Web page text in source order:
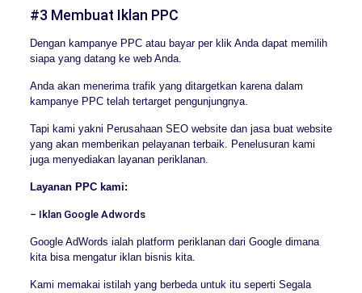
#3 Membuat Iklan PPC
Dengan kampanye PPC atau bayar per klik Anda dapat memilih
siapa yang datang ke web Anda.
Anda akan menerima trafik yang ditargetkan karena dalam
kampanye PPC telah tertarget pengunjungnya.
Tapi kami yakni Perusahaan SEO website dan jasa buat website
yang akan memberikan pelayanan terbaik. Penelusuran kami
juga menyediakan layanan periklanan.
Layanan PPC kami:
– Iklan Google Adwords
Google AdWords ialah platform periklanan dari Google dimana
kita bisa mengatur iklan bisnis kita.
Kami memakai istilah yang berbeda untuk itu seperti Segala